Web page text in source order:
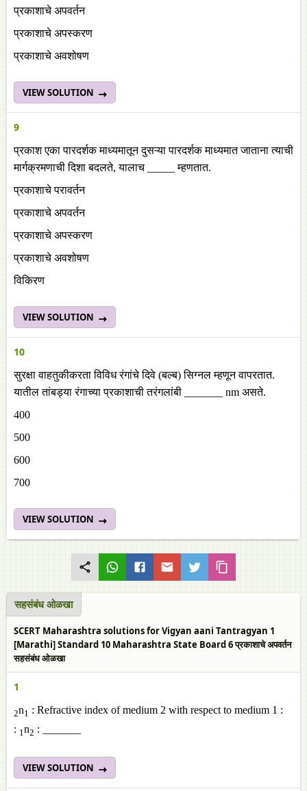
प्रकाशाचे अपवर्तन
प्रकाशाचे अपस्करण
प्रकाशाचे अवशोषण
VIEW SOLUTION
9
प्रकाश एका पारदर्शक माध्यमातून दुसऱ्या पारदर्शक माध्यमात जाताना त्याची
मार्गक्रमणाची दिशा बदलते, यालाच _____ म्हणतात.
प्रकाशाचे परावर्तन
प्रकाशाचे अपवर्तन
प्रकाशाचे अपस्करण
प्रकाशाचे अवशोषण
विकिरण
VIEW SOLUTION
10
सुरक्षा वाहतुकीकरता विविध रंगांचे दिवे (बल्ब) सिग्नल म्हणून वापरतात.
यातील तांबड्या रंगाच्या प्रकाशाची तरंगलांबी _______ nm असते.
400
500
600
700
VIEW SOLUTION
सहसंबंध ओळखा
SCERT Maharashtra solutions for Vigyan aani Tantragyan 1
[Marathi] Standard 10 Maharashtra State Board 6 प्रकाशाचे अपवर्तन
सहसंबंध ओळखा
1
2n1 : Refractive index of medium 2 with respect to medium 1 :
: 1n2 : _______
VIEW SOLUTION